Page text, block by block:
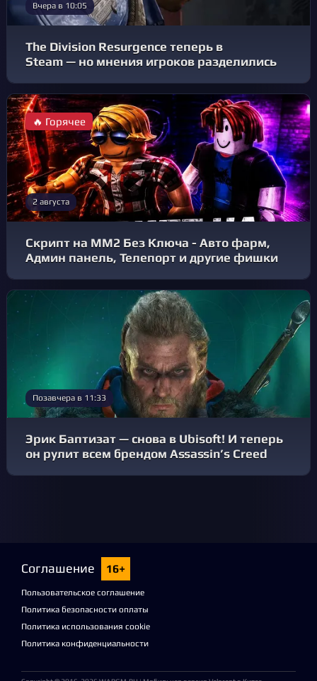
Вчера в 10:05
The Division Resurgence теперь в
Steam — но мнения игроков разделились
🔥 Горячее
2 августа
Скрипт на ММ2 Без Ключа - Авто фарм,
Админ панель, Телепорт и другие фишки
Позавчера в 11:33
Эрик Баптизат — снова в Ubisoft! И теперь
он рулит всем брендом Assassin’s Creed
Соглашение 16+
Пользовательское соглашение
Политика безопасности оплаты
Политика использования cookie
Политика конфиденциальности